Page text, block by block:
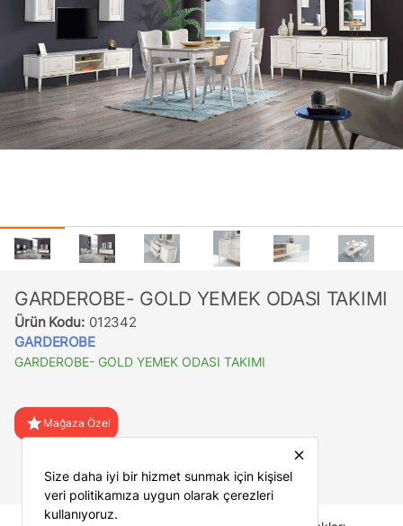
GARDEROBE- GOLD YEMEK ODASI TAKIMI
Ürün Kodu: 012342
GARDEROBE
GARDEROBE- GOLD YEMEK ODASI TAKIMI
star Mağaza Özel
close
Size daha iyi bir hizmet sunmak için kişisel
veri politikamıza uygun olarak çerezleri
kullanıyoruz.